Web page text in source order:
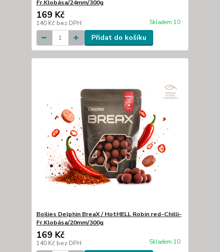
Fr.Klobása/24mm/300g
169 Kč
140 Kč bez DPH Skladem 10
Přidat do košíku
Boilies Delphin BreaX / HotHELL Robin red-Chilli-
Fr.Klobása/20mm/300g
169 Kč
140 Kč bez DPH Skladem 10